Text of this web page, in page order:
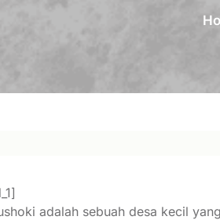
adalah sebuah desa kecil